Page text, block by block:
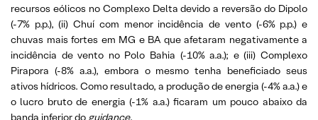
recursos eólicos no Complexo Delta devido a reversão do Dipolo
(-7% p.p.), (ii) Chuí com menor incidência de vento (-6% p.p.) e
chuvas mais fortes em MG e BA que afetaram negativamente a
incidência de vento no Polo Bahia (-10% a.a.); e (iii) Complexo
Pirapora (-8% a.a.), embora o mesmo tenha beneficiado seus
ativos hídricos. Como resultado, a produção de energia (-4% a.a.) e
o lucro bruto de energia (-1% a.a.) ficaram um pouco abaixo da
banda inferior do guidance.